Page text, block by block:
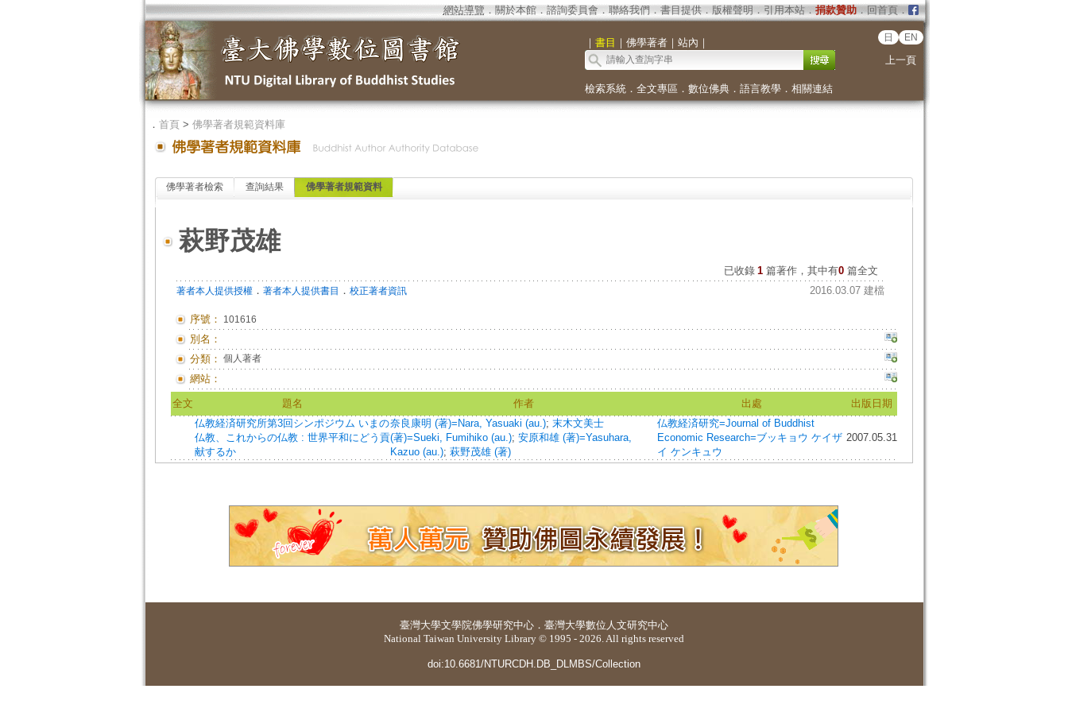
網站導覽 ． 關於本館． 諮詢委員會． 聯絡我們 ． 書目提供． 版權聲明 ． 引用本站． 捐款贊助．回首頁．
｜ 書目 ｜ 佛學著者｜ 站內 ｜ 日 EN
上一頁
檢索系統． 全文專區 ． 數位佛典． 語言教學． 相關連結
． 首頁> 佛學著者規範資料庫
佛學著者檢索 查詢結果 佛學著者規範資料
萩野茂雄
已收錄 1 篇著作，其中有0篇全文
著者本人提供授權． 著者本人提供書目 ． 校正著者資訊 2016.03.07 建檔
序號： 101616
別名：
分類： 個人著者
網站：
全文 題名 作者 出處
出版日期
仏教経済研究所第3回シンポジウム いまの
仏教、これからの仏教 : 世界平和にどう貢
献するか
奈良康明 (著)=Nara, Yasuaki (au.); 末木文美士
(著)=Sueki, Fumihiko (au.); 安原和雄 (著)=Yasuhara,
Kazuo (au.); 萩野茂雄 (著)
仏教経済研究=Journal of Buddhist
Economic Research=ブッキョウ ケイザ
イ ケンキュウ
2007.05.31
臺灣大學文學院佛學研究中心 ． 臺灣大學數位人文研究中心
National Taiwan University Library © 1995 - 2026. All rights reserved
doi:10.6681/NTURCDH.DB_DLMBS/Collection